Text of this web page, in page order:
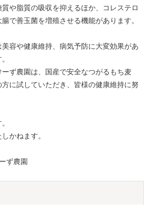
や脂質の吸収を抑えるほか、コレステロ
で善玉菌を増殖させる機能があります。
容や健康維持、病気予防に大変効果があ
ず農園は、国産で安全なつがるもち麦
方に試していただき、皆様の健康維持に努
かねます。
ず農園